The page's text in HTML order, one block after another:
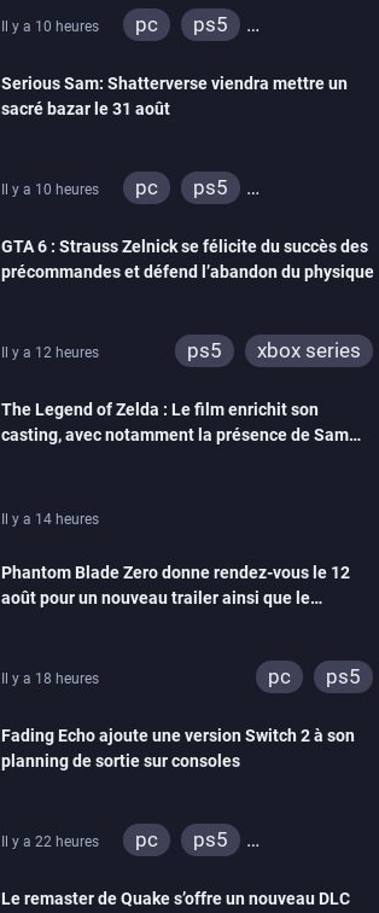
Il y a 10 heures pc
ps5
ps4
xbox one
switch 2
Serious Sam: Shatterverse viendra mettre un
sacré bazar le 31 août
Il y a 10 heures pc
ps5
GTA 6 : Strauss Zelnick se félicite du succès des
précommandes et défend l’abandon du physique
Il y a 12 heures ps5 xbox series
The Legend of Zelda : Le film enrichit son
casting, avec notamment la présence de Sam
Il y a 14 heures
Phantom Blade Zero donne rendez-vous le 12
août pour un nouveau trailer ainsi que le
Il y a 18 heures pc ps5
Fading Echo ajoute une version Switch 2 à son
planning de sortie sur consoles
Il y a 22 heures pc
ps5
Le remaster de Quake s’offre un nouveau DLC